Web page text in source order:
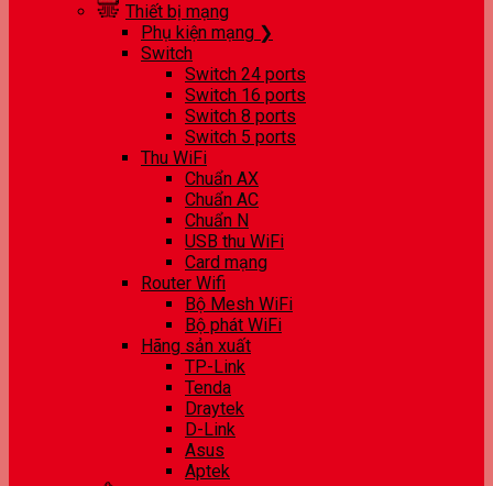
Thiết bị mạng
Phụ kiện mạng ❯
Switch
Switch 24 ports
Switch 16 ports
Switch 8 ports
Switch 5 ports
Thu WiFi
Chuẩn AX
Chuẩn AC
Chuẩn N
USB thu WiFi
Card mạng
Router Wifi
Bộ Mesh WiFi
Bộ phát WiFi
Hãng sản xuất
TP-Link
Tenda
Draytek
D-Link
Asus
Aptek